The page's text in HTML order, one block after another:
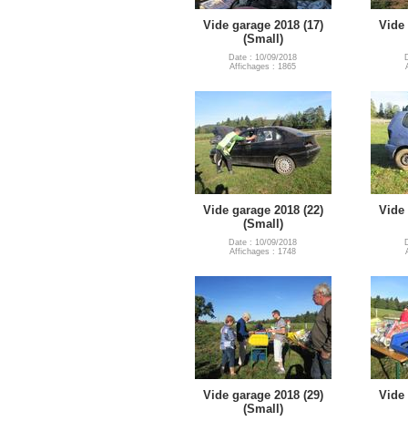
Vide garage 2018 (17)
(Small)
Date : 10/09/2018
Affichages : 1865
Vide
Vide garage 2018 (22)
(Small)
Date : 10/09/2018
Affichages : 1748
Vide
Vide garage 2018 (29)
(Small)
Vide